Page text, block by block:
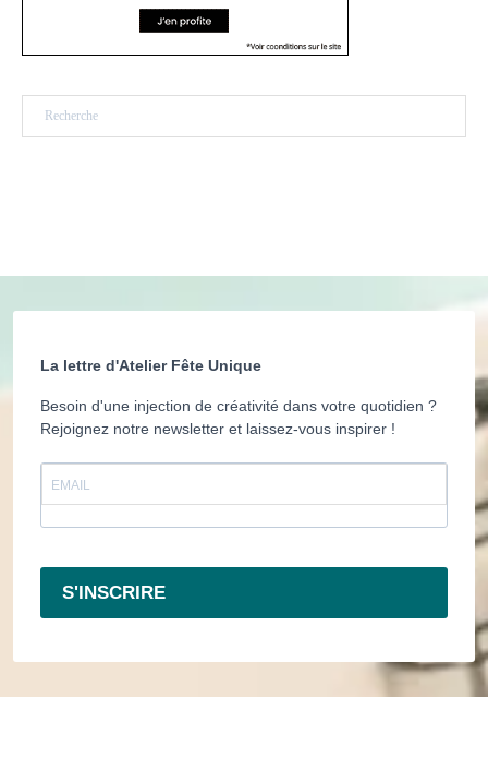
La lettre d'Atelier Fête Unique
Besoin d'une injection de créativité dans votre quotidien ?
Rejoignez notre newsletter et laissez-vous inspirer !
S'INSCRIRE